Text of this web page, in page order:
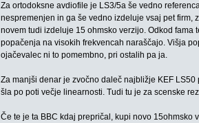
Za ortodoksne avdiofile je LS3/5a še vedno
nespremenjen in ga še vedno izdeluje vsaj pet firm,
novem tudi izdeluje 15 ohmsko verzijo. Odkod
popačenja na visokih frekvencah naraščajo. Višja
ojačevalec ni to pomembno, pri ostalih pa ja.
Za manjši denar je zvočno daleč najbližje KEF
šla po poti večje linearnosti. Tudi tu je za scenske
Če te je ta BBC kdaj prepričal, kupi novo